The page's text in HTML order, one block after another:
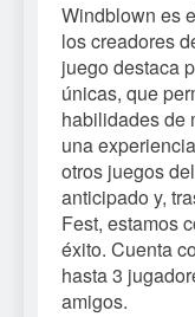
Windblown es
los creadores
juego destaca
únicas, que
habilidades de
una
otros juegos
anticipado y,
Fest, estamos
éxito. Cuenta
hasta 3
amigos.